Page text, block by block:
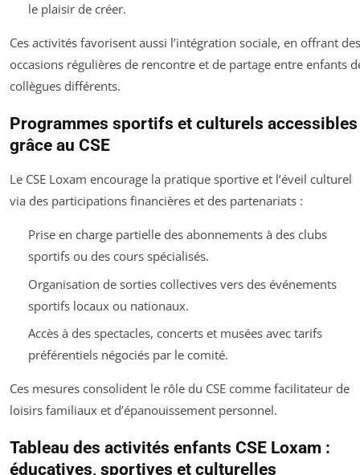
le plaisir de créer.
Ces activités favorisent aussi l’intégration sociale, en offrant des
occasions régulières de rencontre et de partage entre enfants
collègues différents.
Programmes sportifs et culturels accessibles
grâce au CSE
Le CSE Loxam encourage la pratique sportive et l’éveil culturel
via des participations financières et des partenariats :
Prise en charge partielle des abonnements à des clubs
sportifs ou des cours spécialisés.
Organisation de sorties collectives vers des événements
sportifs locaux ou nationaux.
Accès à des spectacles, concerts et musées avec tarifs
préférentiels négociés par le comité.
Ces mesures consolident le rôle du CSE comme facilitateur de
loisirs familiaux et d’épanouissement personnel.
Tableau des activités enfants CSE Loxam :
éducatives, sportives et culturelles